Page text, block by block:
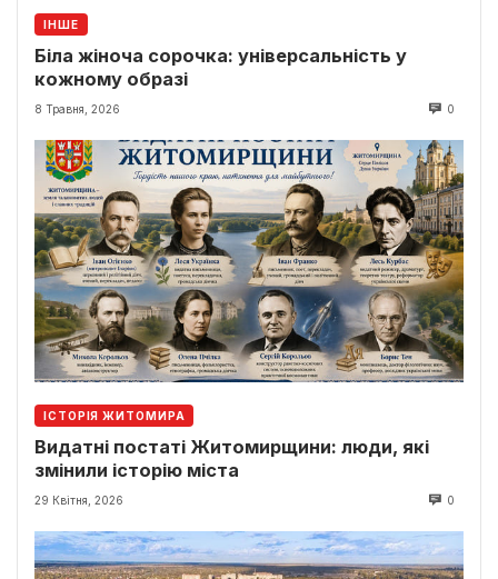
ІНШЕ
Біла жіноча сорочка: універсальність у
кожному образі
8 Травня, 2026 0
ІСТОРІЯ ЖИТОМИРА
Видатні постаті Житомирщини: люди, які
змінили історію міста
29 Квітня, 2026 0